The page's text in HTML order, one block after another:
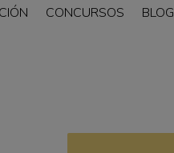
CONCURSOS BLOG